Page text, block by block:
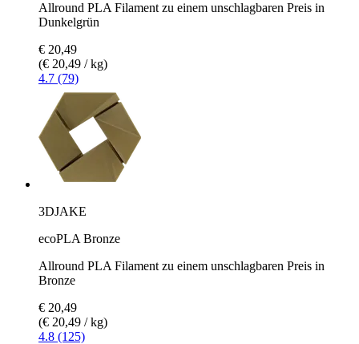
Allround PLA Filament zu einem unschlagbaren Preis in
Dunkelgrün
€ 20,49
(€ 20,49 / kg)
4.7 (79)
3DJAKE
ecoPLA Bronze
Allround PLA Filament zu einem unschlagbaren Preis in
Bronze
€ 20,49
(€ 20,49 / kg)
4.8 (125)